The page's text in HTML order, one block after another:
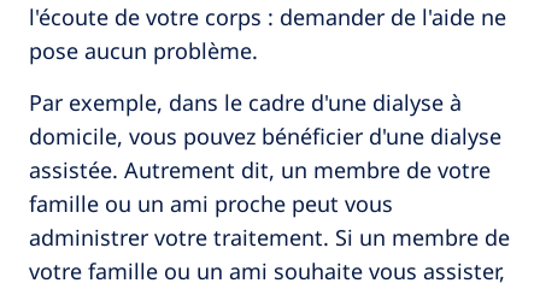
l'écoute de votre corps : demander de l'aide ne
pose aucun problème.
Par exemple, dans le cadre d'une dialyse à
domicile, vous pouvez bénéficier d'une dialyse
assistée. Autrement dit, un membre de votre
famille ou un ami proche peut vous
administrer votre traitement. Si un membre de
votre famille ou un ami souhaite vous assister,